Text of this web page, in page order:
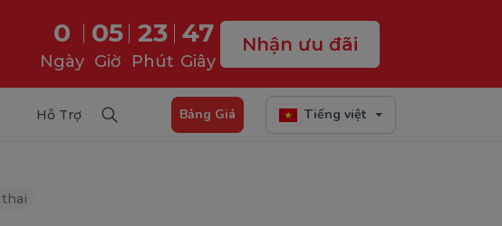
0
Ngày
05
Giờ
23
Phút
46
Giây
Nhận ưu đãi
Hỗ Trợ Bảng Giá Tiếng việt